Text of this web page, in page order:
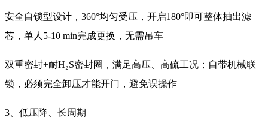
安全自锁型设计，360°均匀受压，开启180°即可整体抽出滤
芯，单人5-10 min完成更换，无需吊车
双重密封+耐H₂S密封圈，满足高压、高硫工况；自带机械联
锁，必须完全卸压才能开门，避免误操作
3、低压降、长周期